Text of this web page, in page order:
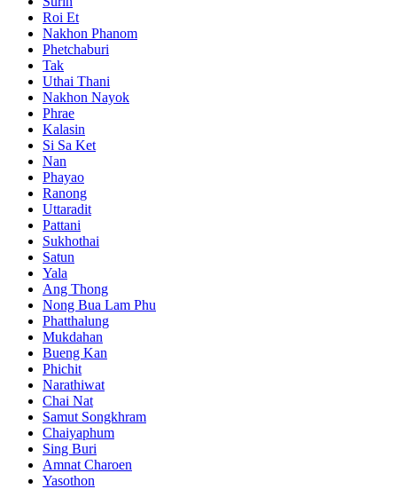
Roi Et
Nakhon Phanom
Phetchaburi
Tak
Uthai Thani
Nakhon Nayok
Phrae
Kalasin
Si Sa Ket
Nan
Phayao
Ranong
Uttaradit
Pattani
Sukhothai
Satun
Yala
Ang Thong
Nong Bua Lam Phu
Phatthalung
Mukdahan
Bueng Kan
Phichit
Narathiwat
Chai Nat
Samut Songkhram
Chaiyaphum
Sing Buri
Amnat Charoen
Yasothon